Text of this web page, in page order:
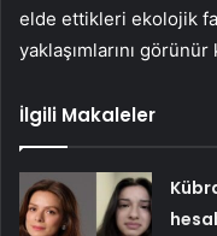
elde ettikleri ekolojik
yaklaşımlarını görünür
İlgili Makaleler